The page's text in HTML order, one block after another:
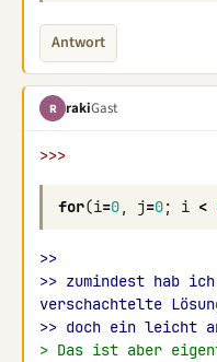
Antwort
R rakiGast
>>>
for(i=0, j=0; i <
>>
>> zumindest hab
verschachtelte
>> doch ein leicht
> Das ist aber